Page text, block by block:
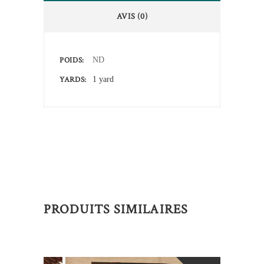
AVIS (0)
POIDS ND
YARDS 1 yard
PRODUITS SIMILAIRES